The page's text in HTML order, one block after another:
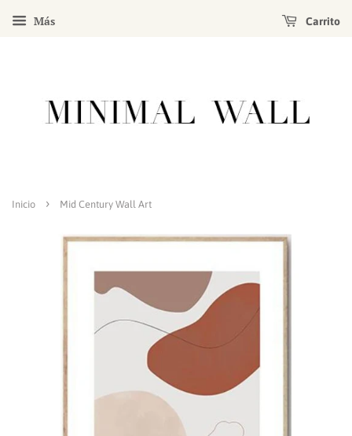
Más Carrito
Inicio › Mid Century Wall Art